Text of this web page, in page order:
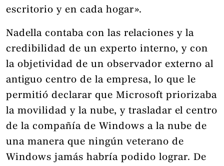
escritorio y en cada hogar».
Nadella contaba con las relaciones y la
credibilidad de un experto interno, y con
la objetividad de un observador externo al
antiguo centro de la empresa, lo que le
permitió declarar que Microsoft priorizaba
la movilidad y la nube, y trasladar el centro
de la compañía de Windows a la nube de
una manera que ningún veterano de
Windows jamás habría podido lograr. De